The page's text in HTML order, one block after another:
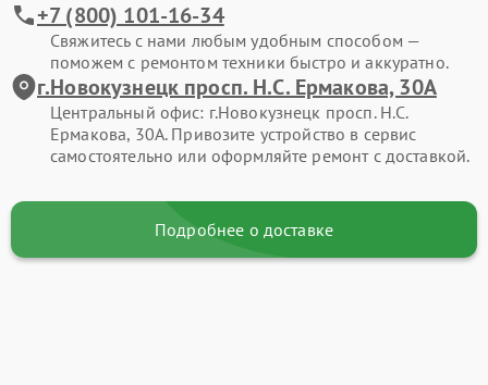
+7 (800) 101-16-34
Свяжитесь с нами любым удобным способом —
поможем с ремонтом техники быстро и аккуратно.
г.Новокузнецк просп. Н.С. Ермакова, 30А
Центральный офис: г.Новокузнецк просп. Н.С.
Ермакова, 30А. Привозите устройство в сервис
самостоятельно или оформляйте ремонт с доставкой.
Подробнее о доставке